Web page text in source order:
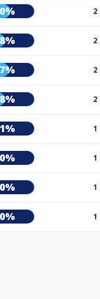
2
2
2
2
1
1
1
1